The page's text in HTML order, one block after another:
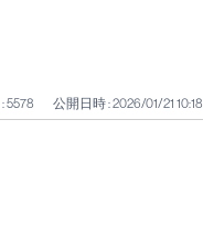
5578 公開日時 : 2026/01/21 10:18